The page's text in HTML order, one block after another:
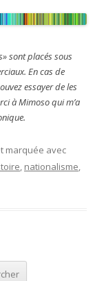
sont placés sous
En cas de
essayer de les
à Mimoso qui m’a
marquée avec
, nationalisme,